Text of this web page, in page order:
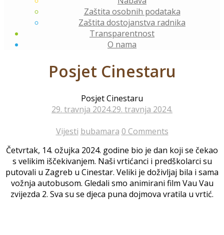
Zaštita osobnih podataka
Zaštita dostojanstva radnika
Transparentnost
O nama
Posjet Cinestaru
Posjet Cinestaru
29. travnja 2024.29. travnja 2024.
Vijesti bubamara 0 Comments
Četvrtak, 14. ožujka 2024. godine bio je dan koji se čekao
s velikim iščekivanjem. Naši vrtićanci i predškolarci su
putovali u Zagreb u Cinestar. Veliki je doživljaj bila i sama
vožnja autobusom. Gledali smo animirani film Vau Vau
zvijezda 2. Sva su se djeca puna dojmova vratila u vrtić.